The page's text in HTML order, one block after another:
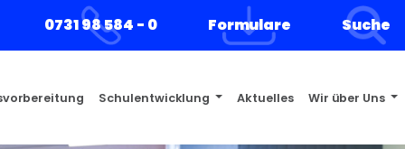
0731 98 584 - 0 Formulare Suche
Schulentwicklung Aktuelles Wir über Uns